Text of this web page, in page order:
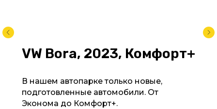
VW Borа, 2023, Комфорт+
В нашем автопарке только новые,
подготовленные автомобили. От
Эконома до Комфорт+.